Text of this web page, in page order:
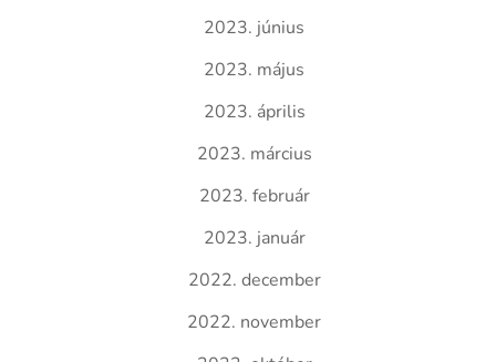
2023. június
2023. május
2023. április
2023. március
2023. február
2023. január
2022. december
2022. november